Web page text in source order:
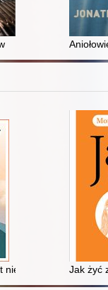
patrzy Jak żyć